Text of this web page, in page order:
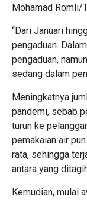
Mohamad Romli/
“Dari Januari
pengaduan.
pengaduan,
sedang dalam
Meningkatnya
pandemi, sebab
turun ke
pemakaian air
rata, sehingga
antara yang
Kemudian, mulai